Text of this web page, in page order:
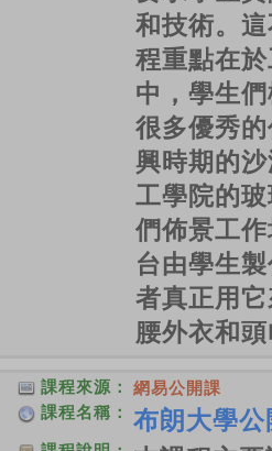
和技術。
程重點在
中，學生
很多優秀
興時期的
工學院的
們佈景工
台由學生
者真正用
腰外衣和
課程來源：
網易公開課
課程名稱：
布朗大學